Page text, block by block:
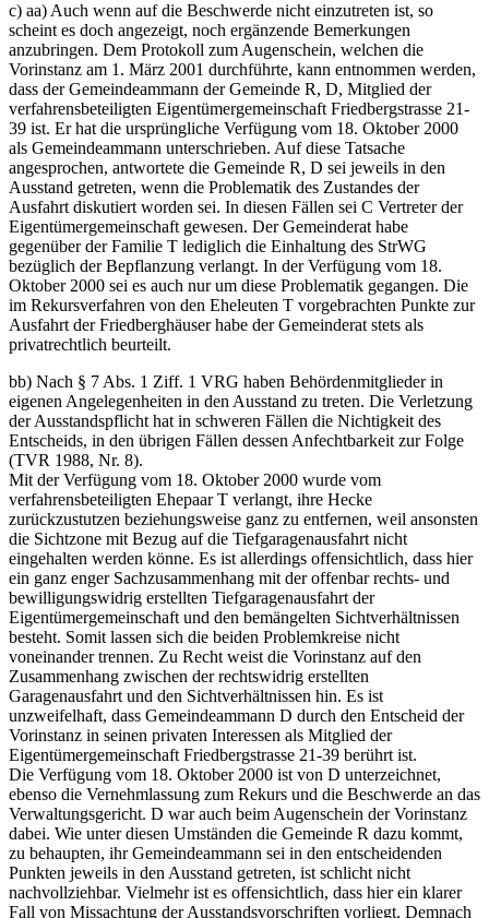
c) aa) Auch wenn auf die Beschwerde nicht einzutreten ist, so
scheint es doch angezeigt, noch ergänzende Bemerkungen
anzubringen. Dem Protokoll zum Augenschein, welchen die
Vorinstanz am 1. März 2001 durchführte, kann entnommen werden,
dass der Gemeindeammann der Gemeinde R, D, Mitglied der
verfahrensbeteiligten Eigentümergemeinschaft Friedbergstrasse 21-
39 ist. Er hat die ursprüngliche Verfügung vom 18. Oktober 2000
als Gemeindeammann unterschrieben. Auf diese Tatsache
angesprochen, antwortete die Gemeinde R, D sei jeweils in den
Ausstand getreten, wenn die Problematik des Zustandes der
Ausfahrt diskutiert worden sei. In diesen Fällen sei C Vertreter der
Eigentümergemeinschaft gewesen. Der Gemeinderat habe
gegenüber der Familie T lediglich die Einhaltung des StrWG
bezüglich der Bepflanzung verlangt. In der Verfügung vom 18.
Oktober 2000 sei es auch nur um diese Problematik gegangen. Die
im Rekursverfahren von den Eheleuten T vorgebrachten Punkte zur
Ausfahrt der Friedberghäuser habe der Gemeinderat stets als
privatrechtlich beurteilt.
bb) Nach § 7 Abs. 1 Ziff. 1 VRG haben Behördenmitglieder in
eigenen Angelegenheiten in den Ausstand zu treten. Die Verletzung
der Ausstandspflicht hat in schweren Fällen die Nichtigkeit des
Entscheids, in den übrigen Fällen dessen Anfechtbarkeit zur Folge
(TVR 1988, Nr. 8).
Mit der Verfügung vom 18. Oktober 2000 wurde vom
verfahrensbeteiligten Ehepaar T verlangt, ihre Hecke
zurückzustutzen beziehungsweise ganz zu entfernen, weil ansonsten
die Sichtzone mit Bezug auf die Tiefgaragenausfahrt nicht
eingehalten werden könne. Es ist allerdings offensichtlich, dass hier
ein ganz enger Sachzusammenhang mit der offenbar rechts- und
bewilligungswidrig erstellten Tiefgaragenausfahrt der
Eigentümergemeinschaft und den bemängelten Sichtverhältnissen
besteht. Somit lassen sich die beiden Problemkreise nicht
voneinander trennen. Zu Recht weist die Vorinstanz auf den
Zusammenhang zwischen der rechtswidrig erstellten
Garagenausfahrt und den Sichtverhältnissen hin. Es ist
unzweifelhaft, dass Gemeindeammann D durch den Entscheid der
Vorinstanz in seinen privaten Interessen als Mitglied der
Eigentümergemeinschaft Friedbergstrasse 21-39 berührt ist.
Die Verfügung vom 18. Oktober 2000 ist von D unterzeichnet,
ebenso die Vernehmlassung zum Rekurs und die Beschwerde an das
Verwaltungsgericht. D war auch beim Augenschein der Vorinstanz
dabei. Wie unter diesen Umständen die Gemeinde R dazu kommt,
zu behaupten, ihr Gemeindeammann sei in den entscheidenden
Punkten jeweils in den Ausstand getreten, ist schlicht nicht
nachvollziehbar. Vielmehr ist es offensichtlich, dass hier ein klarer
Fall von Missachtung der Ausstandsvorschriften vorliegt. Demnach